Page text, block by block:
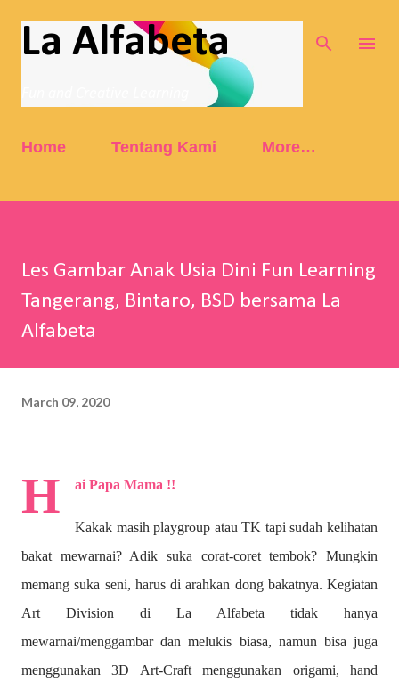
Skip to main content
La Alfabeta
Home Tentang Kami More…
Les Gambar Anak Usia Dini Fun Learning
Tangerang, Bintaro, BSD bersama La
Alfabeta
March 09, 2020
H ai Papa Mama !!
Kakak masih playgroup atau TK tapi sudah kelihatan
bakat mewarnai? Adik suka corat-coret tembok? Mungkin
memang suka seni, harus di arahkan dong bakatnya. Kegiatan
Art Division di La Alfabeta tidak hanya
mewarnai/menggambar dan melukis biasa, namun bisa juga
menggunakan 3D Art-Craft menggunakan origami, hand